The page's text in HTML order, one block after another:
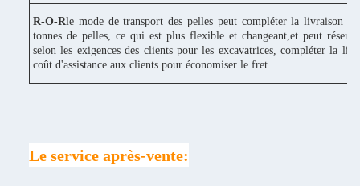
R-O-Rle mode de transport des pelles peut compléter la livraison
tonnes de pelles, ce qui est plus flexible et changeant,et peut
selon les exigences des clients pour les excavatrices, compléter la
coût d'assistance aux clients pour économiser le fret
Le service après-vente: